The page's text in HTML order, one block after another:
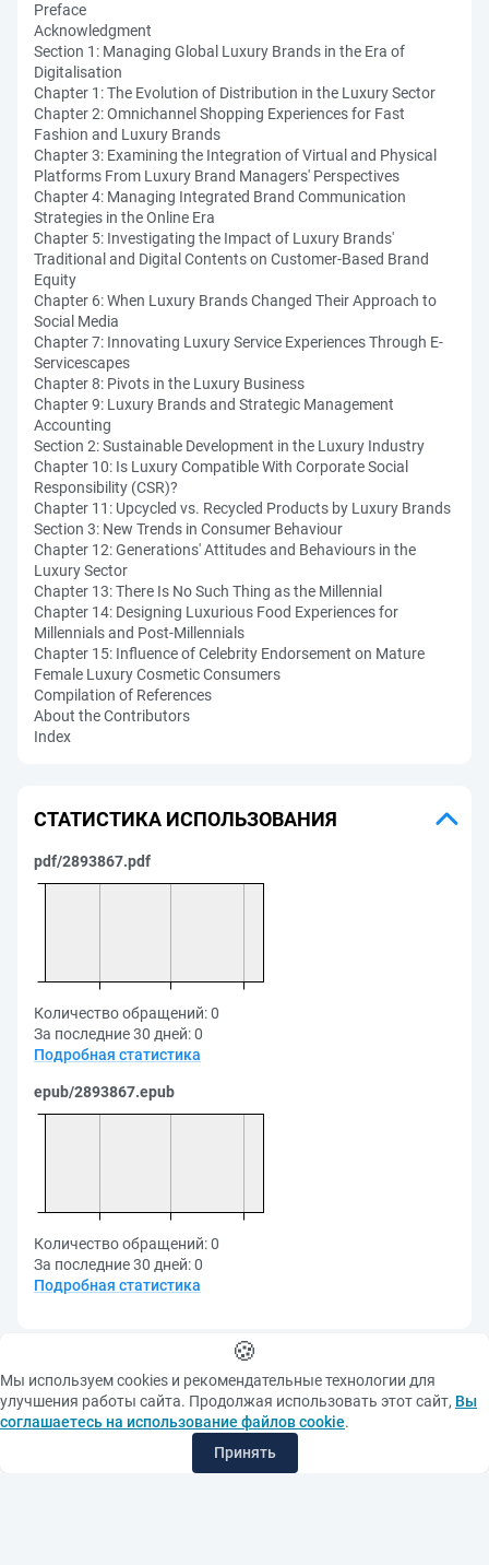
Preface
Acknowledgment
Section 1: Managing Global Luxury Brands in the Era of
Digitalisation
Chapter 1: The Evolution of Distribution in the Luxury Sector
Chapter 2: Omnichannel Shopping Experiences for Fast
Fashion and Luxury Brands
Chapter 3: Examining the Integration of Virtual and Physical
Platforms From Luxury Brand Managers' Perspectives
Chapter 4: Managing Integrated Brand Communication
Strategies in the Online Era
Chapter 5: Investigating the Impact of Luxury Brands'
Traditional and Digital Contents on Customer-Based Brand
Equity
Chapter 6: When Luxury Brands Changed Their Approach to
Social Media
Chapter 7: Innovating Luxury Service Experiences Through E-
Servicescapes
Chapter 8: Pivots in the Luxury Business
Chapter 9: Luxury Brands and Strategic Management
Accounting
Section 2: Sustainable Development in the Luxury Industry
Chapter 10: Is Luxury Compatible With Corporate Social
Responsibility (CSR)?
Chapter 11: Upcycled vs. Recycled Products by Luxury Brands
Section 3: New Trends in Consumer Behaviour
Chapter 12: Generations' Attitudes and Behaviours in the
Luxury Sector
Chapter 13: There Is No Such Thing as the Millennial
Chapter 14: Designing Luxurious Food Experiences for
Millennials and Post-Millennials
Chapter 15: Influence of Celebrity Endorsement on Mature
Female Luxury Cosmetic Consumers
Compilation of References
About the Contributors
Index
СТАТИСТИКА ИСПОЛЬЗОВАНИЯ
pdf/2893867.pdf
Количество обращений:0
За последние 30 дней:0
Подробная статистика
epub/2893867.epub
Количество обращений:0
За последние 30 дней:0
Подробная статистика
РАСШИРЕННЫЙ ПОИСК
АТРИБУТНЫЙ ПОИСК
КОНТАКТЫ
🍪
Мы используем cookies и рекомендательные технологии для
улучшения работы сайта. Продолжая использовать этот сайт, Вы
соглашаетесь на использование файлов cookie.
Принять